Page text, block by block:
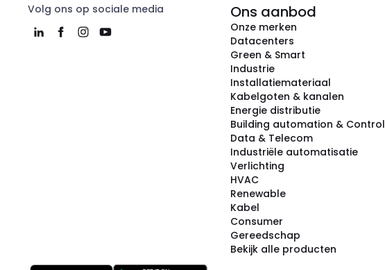
Volg ons op sociale media Ons aanbod
Onze merken
Datacenters
Green & Smart
Industrie
Installatiemateriaal
Kabelgoten & kanalen
Energie distributie
Building automation & Control
Data & Telecom
Industriële automatisatie
Verlichting
HVAC
Renewable
Kabel
Consumer
Gereedschap
Bekijk alle producten